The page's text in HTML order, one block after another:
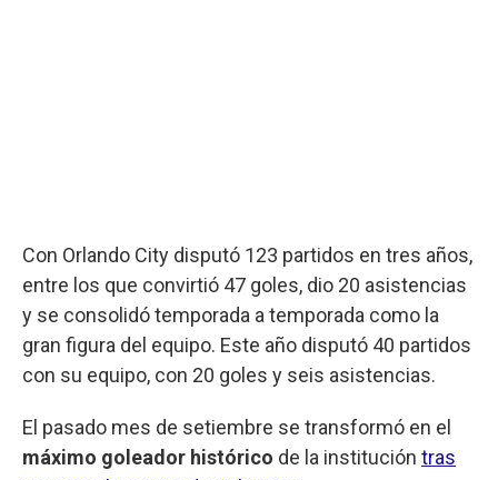
Con Orlando City disputó 123 partidos en tres años,
entre los que convirtió 47 goles, dio 20 asistencias
y se consolidó temporada a temporada como la
gran figura del equipo. Este año disputó 40 partidos
con su equipo, con 20 goles y seis asistencias.
El pasado mes de setiembre se transformó en el
máximo goleador histórico de la institución tras